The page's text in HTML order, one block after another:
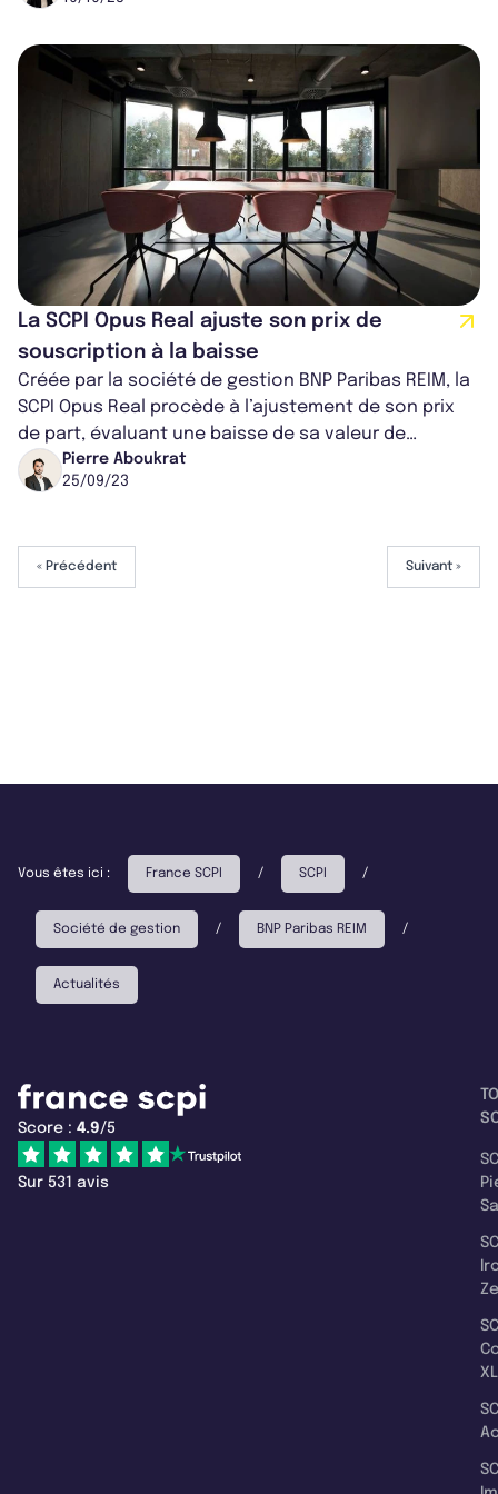
La SCPI Opus Real ajuste son prix de
souscription à la baisse
Créée par la société de gestion BNP Paribas REIM, la
SCPI Opus Real procède à l’ajustement de son prix
de part, évaluant une baisse de sa valeur de
reconstitution. Dans un climat i...
Pierre Aboukrat
25/09/23
« Précédent Suivant »
Vous êtes ici : France SCPI / SCPI /
Société de gestion / BNP Paribas REIM /
Actualités
Score : 4.9/5
Sur 531 avis
XL